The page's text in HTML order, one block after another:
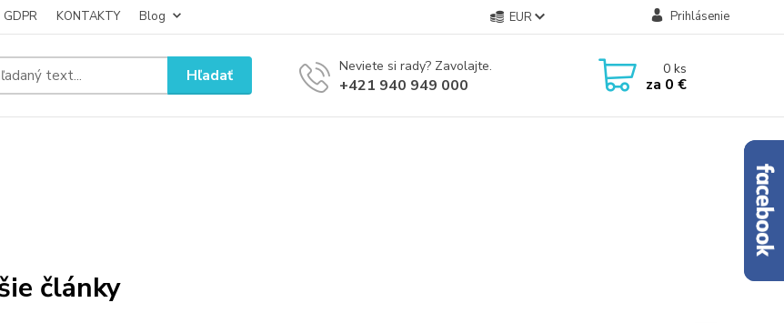
GDPR KONTAKTY Blog EUR Prihlásenie
Hľadať Neviete si rady? Zavolajte.
+421 940 949 000
0ks
za 0 €
články